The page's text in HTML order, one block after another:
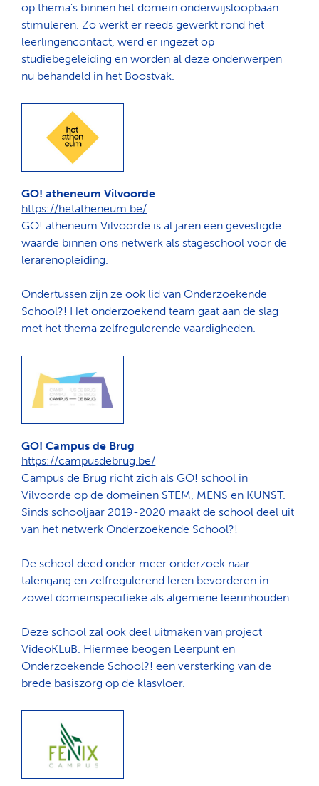
op thema's binnen het domein onderwijsloopbaan
stimuleren. Zo werkt er reeds gewerkt rond het
leerlingencontact, werd er ingezet op
studiebegeleiding en worden al deze onderwerpen
nu behandeld in het Boostvak.
GO! atheneum Vilvoorde
https://hetatheneum.be/
GO! atheneum Vilvoorde is al jaren een gevestigde
waarde binnen ons netwerk als stageschool voor de
lerarenopleiding.
Ondertussen zijn ze ook lid van Onderzoekende
School?! Het onderzoekend team gaat aan de slag
met het thema zelfregulerende vaardigheden.
GO! Campus de Brug
https://campusdebrug.be/
Campus de Brug richt zich als GO! school in
Vilvoorde op de domeinen STEM, MENS en KUNST.
Sinds schooljaar 2019-2020 maakt de school deel uit
van het netwerk Onderzoekende School?!
De school deed onder meer onderzoek naar
talengang en zelfregulerend leren bevorderen in
zowel domeinspecifieke als algemene leerinhouden.
Deze school zal ook deel uitmaken van project
VideoKLuB. Hiermee beogen Leerpunt en
Onderzoekende School?! een versterking van de
brede basiszorg op de klasvloer.